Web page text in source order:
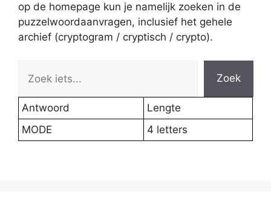
op de homepage kun je namelijk zoeken in de
puzzelwoordaanvragen, inclusief het gehele
archief (cryptogram / cryptisch / crypto).
Zoek
Antwoord
Lengte
MODE
4 letters